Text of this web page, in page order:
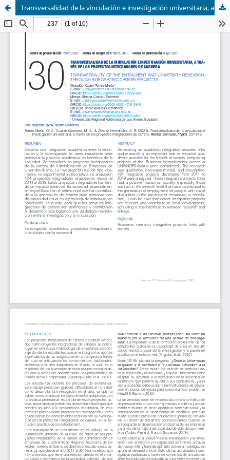
Transversalidad de la vinculación e investigación universitaria, a través de los proyectos integradores de carrera